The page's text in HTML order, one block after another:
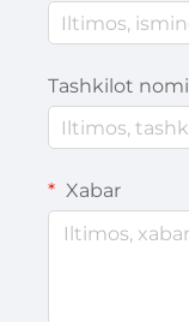
Tashkilot nomi
Xabar